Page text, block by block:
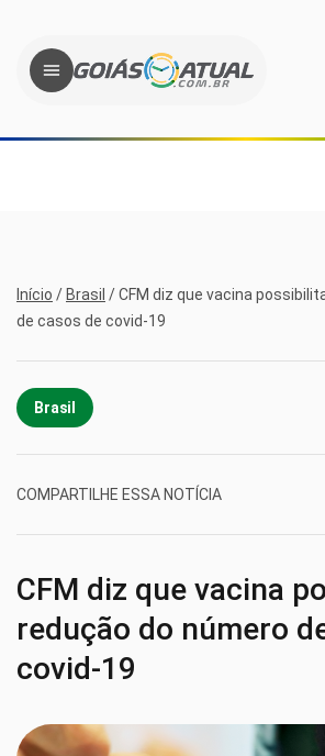
Início / Brasil /CFM diz que vacina
de casos de covid-19
Brasil
COMPARTILHE ESSA NOTÍCIA
CFM diz que vacina
redução do número
covid-19